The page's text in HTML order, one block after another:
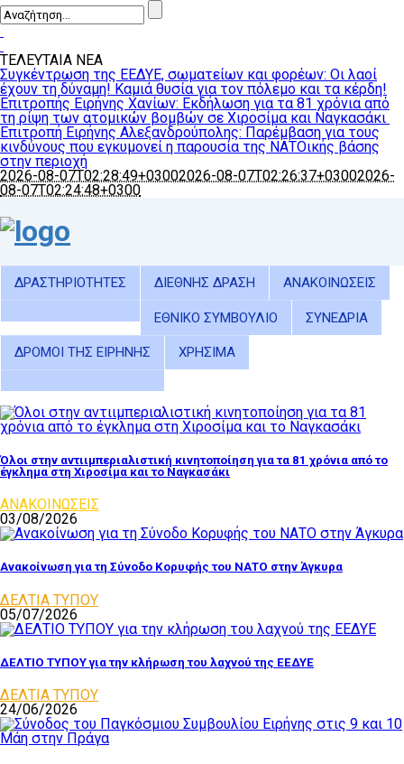
ΤΕΛΕΥΤΑΙΑ ΝΕΑ
Συγκέντρωση της ΕΕΔΥΕ, σωματείων και φορέων: Οι λαοί
έχουν τη δύναμη! Καμιά θυσία για τον πόλεμο και τα κέρδη!
Επιτροπής Ειρήνης Χανίων: Εκδήλωση για τα 81 χρόνια από
τη ρίψη των ατομικών βομβών σε Χιροσίμα και Ναγκασάκι
Επιτροπή Ειρήνης Αλεξανδρούπολης: Παρέμβαση για τους
κινδύνους που εγκυμονεί η παρουσία της ΝΑΤΟικής βάσης
στην περιοχή
2026-08-07T02:28:49+03002026-08-07T02:26:37+03002026-
08-07T02:24:48+0300
ΔΡΑΣΤΗΡΙΟΤΗΤΕΣ ΔΙΕΘΝΗΣ ΔΡΑΣΗ ΑΝΑΚΟΙΝΩΣΕΙΣ
ΕΘΝΙΚΟ ΣΥΜΒΟΥΛΙΟ ΣΥΝΕΔΡΙΑ
ΔΡΟΜΟΙ ΤΗΣ ΕΙΡΗΝΗΣ ΧΡΗΣΙΜΑ
Όλοι στην αντιιμπεριαλιστική κινητοποίηση για τα 81 χρόνια από το
έγκλημα στη Χιροσίμα και το Ναγκασάκι
ΑΝΑΚΟΙΝΩΣΕΙΣ
03/08/2026
Ανακοίνωση για τη Σύνοδο Κορυφής του ΝΑΤΟ στην Άγκυρα
ΔΕΛΤΙΑ ΤΥΠΟΥ
05/07/2026
ΔΕΛΤΙΟ ΤΥΠΟΥ για την κλήρωση του λαχνού της ΕΕΔΥΕ
ΔΕΛΤΙΑ ΤΥΠΟΥ
24/06/2026